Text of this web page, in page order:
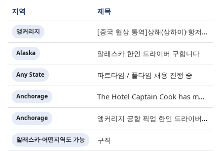
지역 제목
앵커리지 [중국 협상 통역]상해(상하이)·항저우/이우·쑤저우 공급·제조 업체,공장 미팅 & 전시회
Alaska 알래스카 한인 드라이버 구합니다
Any State 파트타임 / 풀타임 채용 진행 중
Anchorage The Hotel Captain Cook has multiple Jop Opportunities!
Anchorage 앵커리지 공항 픽업 한인 드라이버 구합니다
알래스카-어떤지역도 가능 구직